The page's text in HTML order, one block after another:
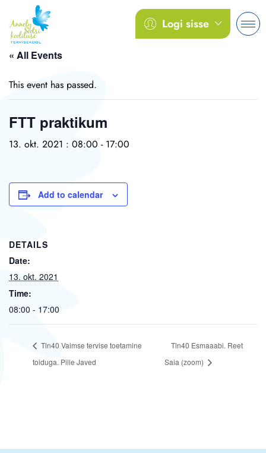
Logi sisse
« All Events
This event has passed.
FTT praktikum
13. okt. 2021 : 08:00 - 17:00
Add to calendar
DETAILS
Date:
13. okt. 2021
Time:
08:00 - 17:00
Tln40 Vaimse tervise toetamine
toiduga. Pille Javed
Tln40 Esmaaabi. Reet
Saia (zoom)